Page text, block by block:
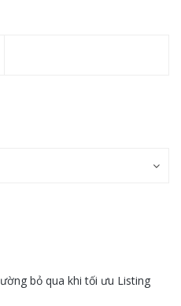
bỏ qua khi tối ưu Listing